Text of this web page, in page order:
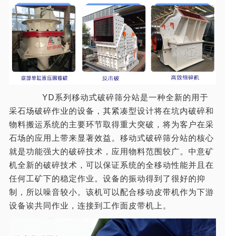
YD系列移动式破碎筛分站是一种全新的用于
采石场破碎作业的设备，其紧凑型设计将在坑内破碎和
物料搬运系统的主要环节取得重大突破，将为客户在采
石场的应用上带来显著效益。移动式破碎筛分站的核心
就是功能强大的破碎技术，应用物料范围较广。中意矿
机全新的破碎技术，可以保证系统的全移动性能并且在
任何工矿下的稳定作业。设备的振动得到了很好的抑
制，所以噪音较小。该机可以配合移动皮带机作为下游
设备诶共同作业，连接到工作面皮带机上。